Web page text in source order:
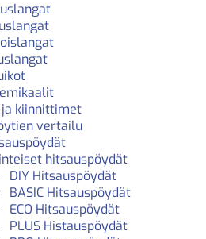
kiinnittimet
vertailu
hitsauspöydät
DIY Hitsauspöydät
BASIC Hitsauspöydät
ECO Hitsauspöydät
PLUS Histauspöydät